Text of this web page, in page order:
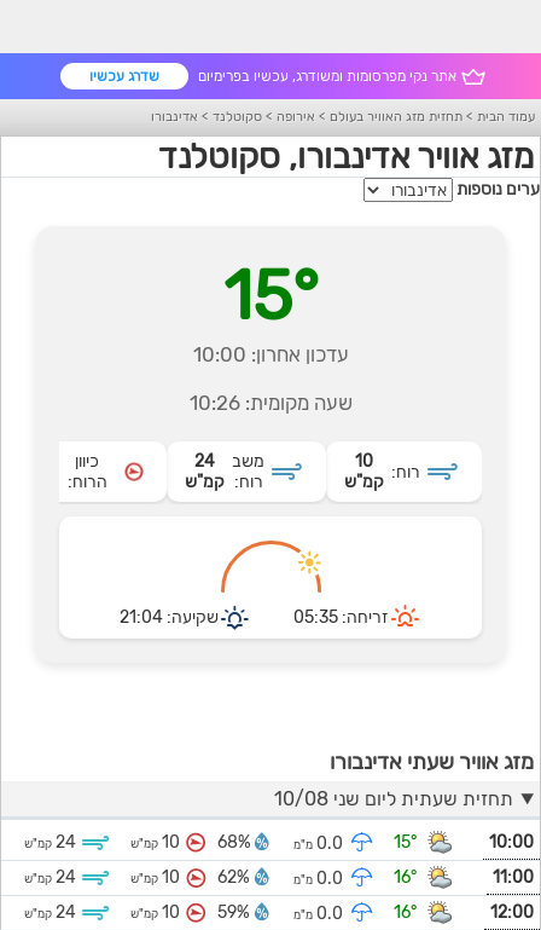
אתר נקי מפרסומות ומשודרג, עכשיו בפרימיום שדרג עכשיו
עמוד הבית > תחזית מזג האוויר בעולם > אירופה > סקוטלנד > אדינבורו
מזג אוויר אדינבורו, סקוטלנד
ערים נוספות
15°
עדכון אחרון: 10:00
שעה מקומית:10:26
רוח:
10
קמ"ש
משב
רוח:
24
קמ"ש
כיוון
הרוח:
זריחה: 05:35 שקיעה: 21:04
מזג אוויר שעתי אדינבורו
תחזית שעתית ליום שני 10/08
10:00
15° מ"מ 68%
10 קמ"ש 24 קמ"ש
11:00
16° מ"מ 62%
10 קמ"ש 24 קמ"ש
12:00
16° מ"מ 59%
10 קמ"ש 24 קמ"ש